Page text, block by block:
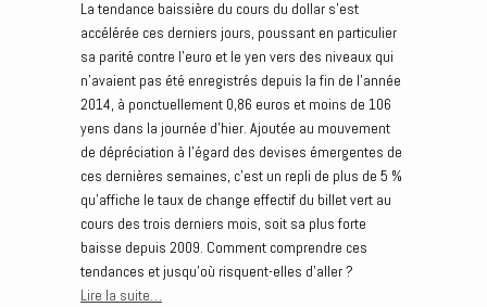
La tendance baissière du cours du dollar s’est
accélérée ces derniers jours, poussant en particulier
sa parité contre l’euro et le yen vers des niveaux qui
n’avaient pas été enregistrés depuis la fin de l’année
2014, à ponctuellement 0,86 euros et moins de 106
yens dans la journée d’hier. Ajoutée au mouvement
de dépréciation à l’égard des devises émergentes de
ces dernières semaines, c’est un repli de plus de 5 %
qu’affiche le taux de change effectif du billet vert au
cours des trois derniers mois, soit sa plus forte
baisse depuis 2009. Comment comprendre ces
tendances et jusqu’où risquent-elles d’aller ?
Lire la suite…